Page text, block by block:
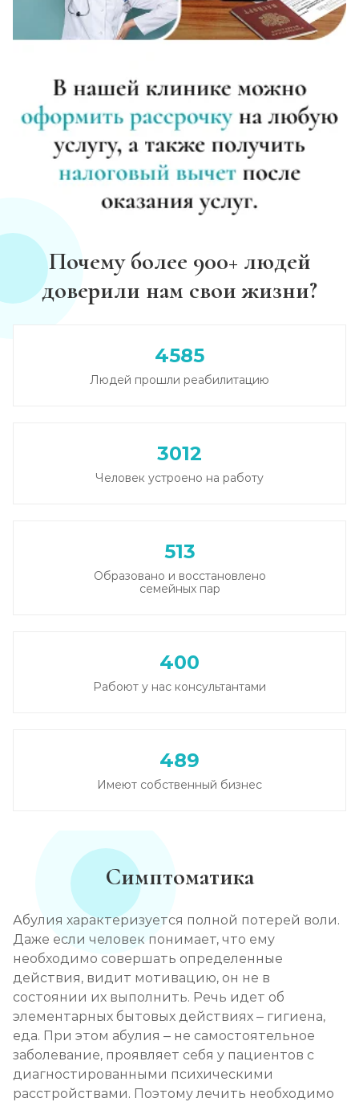
Почему более 900+ людей
доверили нам свои жизни?
4585
Людей прошли реабилитацию
3012
Человек устроено на работу
513
Образовано и восстановлено
семейных пар
400
Рабоют у нас консультантами
489
Имеют собственный бизнес
Симптоматика
Абулия характеризуется полной потерей воли.
Даже если человек понимает, что ему
необходимо совершать определенные
действия, видит мотивацию, он не в
состоянии их выполнить. Речь идет об
элементарных бытовых действиях – гигиена,
еда. При этом абулия – не самостоятельное
заболевание, проявляет себя у пациентов с
диагностированными психическими
расстройствами. Поэтому лечить необходимо